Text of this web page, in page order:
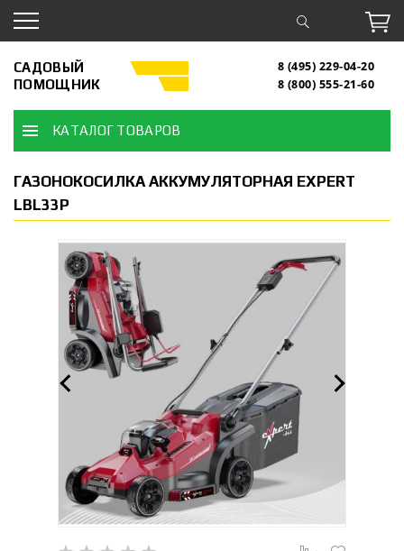
САДОВЫЙ
ПОМОЩНИК
8 (495) 229-04-20
8 (800) 555-21-60
КАТАЛОГ ТОВАРОВ
ГАЗОНОКОСИЛКА АККУМУЛЯТОРНАЯ EXPERT
LBL33P